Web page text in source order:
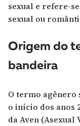
sexual e refere-
sexual ou
Origem do
bandeira
O termo agênero
o início dos anos
da Aven